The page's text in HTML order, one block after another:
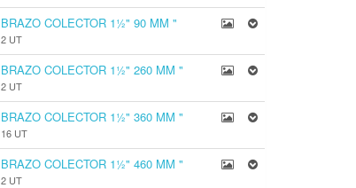
BRAZO COLECTOR 1½" 90 MM "
2 UT
BRAZO COLECTOR 1½" 260 MM "
2 UT
BRAZO COLECTOR 1½" 360 MM "
16 UT
BRAZO COLECTOR 1½" 460 MM "
2 UT